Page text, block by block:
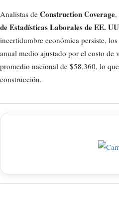
Analistas de Construction Coverage,
de Estadísticas Laborales de EE.
incertidumbre económica persiste, los
anual medio ajustado por el costo de
promedio nacional de $58,360, lo
construcción.